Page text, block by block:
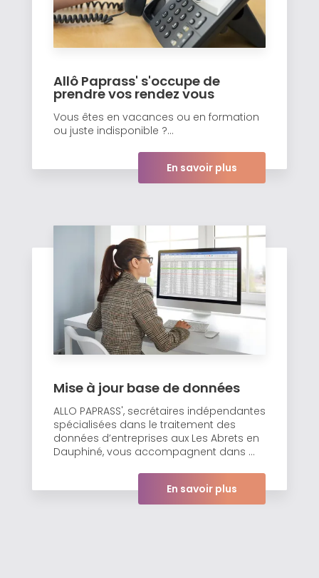
Allô Paprass' s'occupe de
prendre vos rendez vous
Vous êtes en vacances ou en formation
ou juste indisponible ?...
En savoir plus
Mise à jour base de données
ALLO PAPRASS', secrétaires indépendantes
spécialisées dans le traitement des
données d’entreprises aux Les Abrets en
Dauphiné, vous accompagnent dans ...
En savoir plus